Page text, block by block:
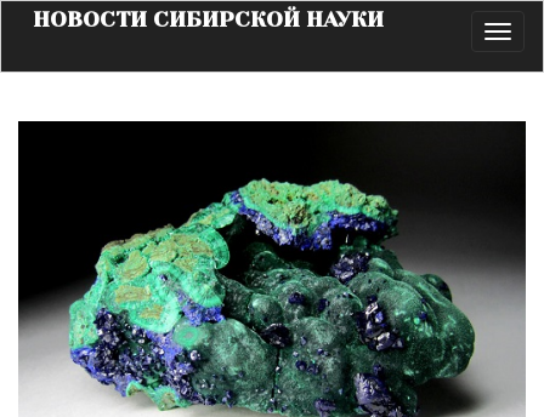
НОВОСТИ СИБИРСКОЙ НАУКИ